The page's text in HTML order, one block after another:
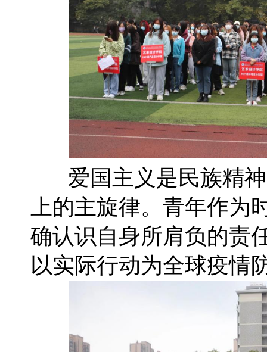
爱国主义是民族精神
上的主旋律。青年作
确认识自身所肩负的责
以实际行动为全球疫情